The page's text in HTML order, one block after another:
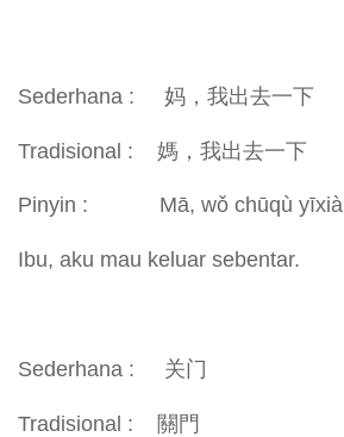
Sederhana : 妈，我出去一下
Tradisional : 媽，我出去一下
Pinyin : Mā, wǒ chūqù yīxià
Ibu, aku mau keluar sebentar.
Sederhana : 关门
Tradisional : 關門